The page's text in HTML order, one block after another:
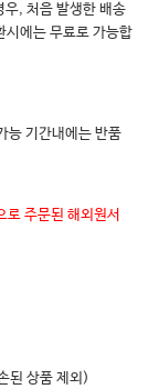
, 처음 발생한 배송
시에는 무료로 가능합
능 기간내에는 반품
로 주문된 해외원서
된 상품 제외)